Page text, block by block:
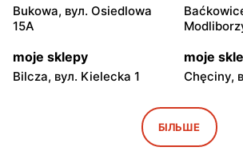
Bukowa, вул. Osiedlowa
15A
moje sklepy
Bilcza, вул. Kielecka 1
moje
Chęciny,
Iwaniska, вул. Ujazdowska
moje
Bogoria,
БІЛЬШЕ